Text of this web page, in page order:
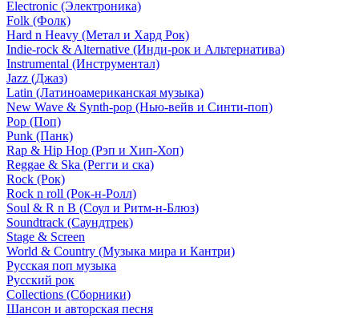
Electronic (Электроника)
Folk (Фолк)
Hard n Heavy (Метал и Хард Рок)
Indie-rock & Alternative (Инди-рок и Альтернатива)
Instrumental (Инструментал)
Jazz (Джаз)
Latin (Латиноамериканская музыка)
New Wave & Synth-pop (Нью-вейв и Синти-поп)
Pop (Поп)
Punk (Панк)
Rap & Hip Hop (Рэп и Хип-Хоп)
Reggae & Ska (Регги и ска)
Rock (Рок)
Rock n roll (Рок-н-Ролл)
Soul & R n B (Соул и Ритм-н-Блюз)
Soundtrack (Саундтрек)
Stage & Screen
World & Country (Музыка мира и Кантри)
Русская поп музыка
Русский рок
Сollections (Сборники)
Шансон и авторская песня